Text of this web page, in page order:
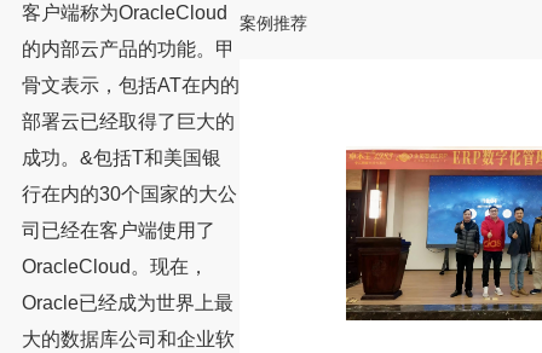
客户端称为OracleCloud
的内部云产品的功能。甲
骨文表示，包括AT在内的
部署云已经取得了巨大的
成功。&包括T和美国银
行在内的30个国家的大公
司已经在客户端使用了
OracleCloud。现在，
Oracle已经成为世界上最
大的数据库公司和企业软
案例推荐